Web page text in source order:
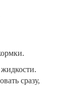
сразу,